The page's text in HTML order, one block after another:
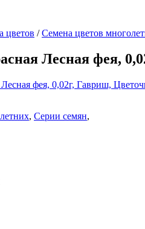
цветов /Семена цветов
Лесная фея,
, Серии семян,